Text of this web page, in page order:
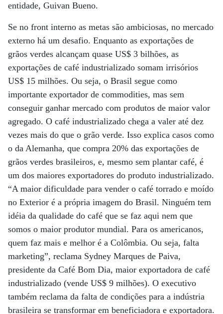
entidade, Guivan Bueno.
Se no front interno as metas são ambiciosas, no mercado
externo há um desafio. Enquanto as exportações de
grãos verdes alcançam quase US$ 3 bilhões, as
exportações de café industrializado somam irrisórios
US$ 15 milhões. Ou seja, o Brasil segue como
importante exportador de commodities, mas sem
conseguir ganhar mercado com produtos de maior valor
agregado. O café industrializado chega a valer até dez
vezes mais do que o grão verde. Isso explica casos como
o da Alemanha, que compra 20% das exportações de
grãos verdes brasileiros, e, mesmo sem plantar café, é
um dos maiores exportadores do produto industrializado.
“A maior dificuldade para vender o café torrado e moído
no Exterior é a própria imagem do Brasil. Ninguém tem
idéia da qualidade do café que se faz aqui nem que
somos o maior produtor mundial. Para os americanos,
quem faz mais e melhor é a Colômbia. Ou seja, falta
marketing”, reclama Sydney Marques de Paiva,
presidente da Café Bom Dia, maior exportadora de café
industrializado (vende US$ 9 milhões). O executivo
também reclama da falta de condições para a indústria
brasileira se transformar em beneficiadora e exportadora.